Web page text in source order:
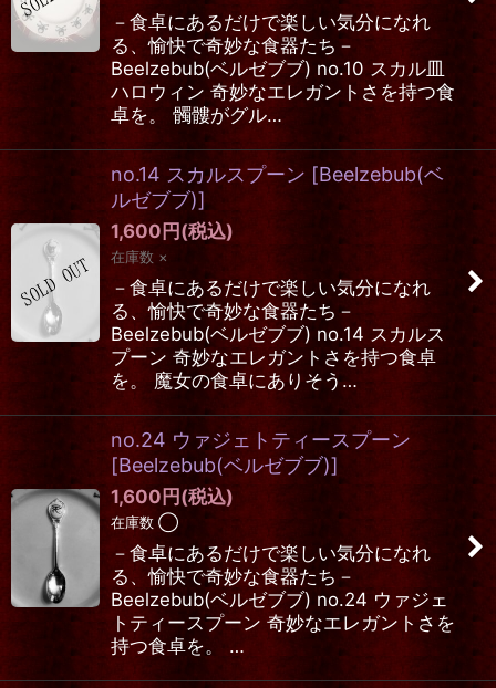
－食卓にあるだけで楽しい気分になれ
る、愉快で奇妙な食器たち－
Beelzebub(ベルゼブブ) no.10 スカル皿
ハロウィン 奇妙なエレガントさを持つ食
卓を。 髑髏がグル…
no.14 スカルスプーン [Beelzebub(ベ
ルゼブブ)]
1,600円(税込)
在庫数 ×
－食卓にあるだけで楽しい気分になれ
る、愉快で奇妙な食器たち－
Beelzebub(ベルゼブブ) no.14 スカルス
プーン 奇妙なエレガントさを持つ食卓
を。 魔女の食卓にありそう…
no.24 ウァジェトティースプーン
[Beelzebub(ベルゼブブ)]
1,600円(税込)
在庫数 ◯
－食卓にあるだけで楽しい気分になれ
る、愉快で奇妙な食器たち－
Beelzebub(ベルゼブブ) no.24 ウァジェ
トティースプーン 奇妙なエレガントさを
持つ食卓を。 …